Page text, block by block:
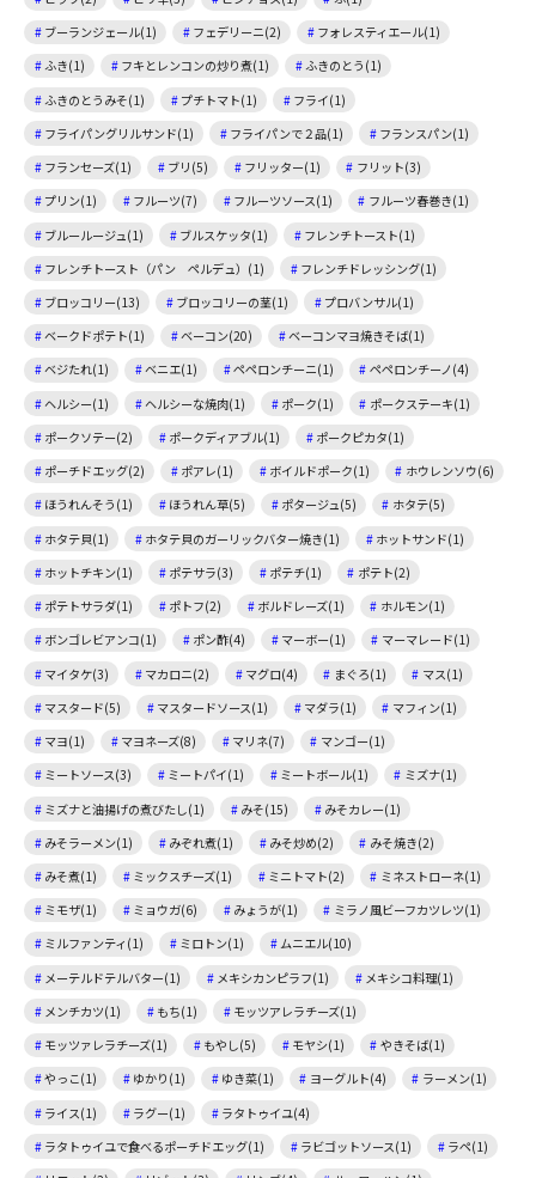
ブーランジェール(1)
フェデリーニ(2)
フォレスティエール(1)
ふき(1)
フキとレンコンの炒り煮(1)
ふきのとう(1)
ふきのとうみそ(1)
プチトマト(1)
フライ(1)
フライパングリルサンド(1)
フライパンで２品(1)
フランスパン(1)
フランセーズ(1)
ブリ(5) フリッター(1)
フリット(3)
プリン(1)
フルーツ(7) フルーツソース(1)
フルーツ春巻き(1)
ブルールージュ(1)
ブルスケッタ(1)
フレンチトースト(1)
フレンチトースト（パン ペルデュ）(1)
フレンチドレッシング(1)
ブロッコリー(13)
ブロッコリーの茎(1)
プロバンサル(1)
ベークドポテト(1)
ベーコン(20)
ベーコンマヨ焼きそば(1)
ベジたれ(1)
ベニエ(1) ペペロンチーニ(1)
ペペロンチーノ(4)
ヘルシー(1)
ヘルシーな焼肉(1) ポーク(1)
ポークステーキ(1)
ポークソテー(2)
ポークディアブル(1)
ポークピカタ(1)
ポーチドエッグ(2)
ポアレ(1) ボイルドポーク(1)
ホウレンソウ(6)
ほうれんそう(1)
ほうれん草(5) ポタージュ(5)
ホタテ(5)
ホタテ貝(1)
ホタテ貝のガーリックバター焼き(1)
ホットサンド(1)
ホットチキン(1)
ポテサラ(3) ポテチ(1)
ポテト(2)
ポテトサラダ(1)
ポトフ(2) ボルドレーズ(1)
ホルモン(1)
ボンゴレビアンコ(1)
ポン酢(4) マーボー(1)
マーマレード(1)
マイタケ(3)
マカロニ(2) マグロ(4) まぐろ(1)
マス(1)
マスタード(5)
マスタードソース(1) マダラ(1)
マフィン(1)
マヨ(1)
マヨネーズ(8) マリネ(7)
マンゴー(1)
ミートソース(3)
ミートパイ(1) ミートボール(1)
ミズナ(1)
ミズナと油揚げの煮びたし(1)
みそ(15)
みそカレー(1)
みそラーメン(1)
みぞれ煮(1) みそ炒め(2)
みそ焼き(2)
みそ煮(1)
ミックスチーズ(1) ミニトマト(2)
ミネストローネ(1)
ミモザ(1)
ミョウガ(6) みょうが(1)
ミラノ風ビーフカツレツ(1)
ミルファンティ(1)
ミロトン(1)
ムニエル(10)
メーテルドテルバター(1)
メキシカンピラフ(1)
メキシコ料理(1)
メンチカツ(1)
もち(1)
モッツアレラチーズ(1)
モッツァレラチーズ(1)
もやし(5) モヤシ(1)
やきそば(1)
やっこ(1)
ゆかり(1) ゆき菜(1) ヨーグルト(4)
ラーメン(1)
ライス(1)
ラグー(1)
ラタトゥイユ(4)
ラタトゥイユで食べるポーチドエッグ(1)
ラビゴットソース(1)
ラペ(1)